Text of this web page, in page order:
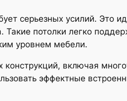
серьезных усилий. Это
Такие потолки легко
уровнем мебели.
включая
эффектные